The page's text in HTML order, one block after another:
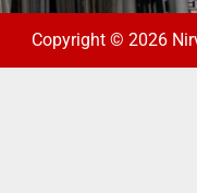
Copyright © 2026